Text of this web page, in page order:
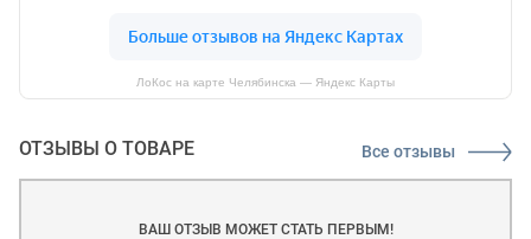
ЛоКос на карте Челябинска — Яндекс Карты
ОТЗЫВЫ О ТОВАРЕ Все отзывы
ВАШ ОТЗЫВ МОЖЕТ СТАТЬ ПЕРВЫМ!